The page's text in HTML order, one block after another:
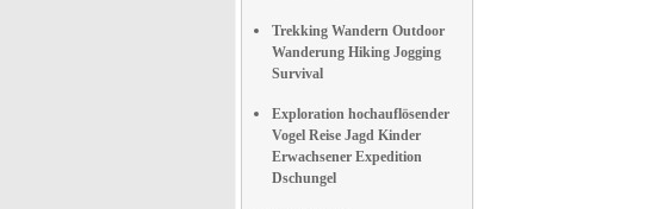
Trekking Wandern Outdoor
Wanderung Hiking Jogging
Survival
Exploration hochauflösender
Vogel Reise Jagd Kinder
Erwachsener Expedition
Dschungel